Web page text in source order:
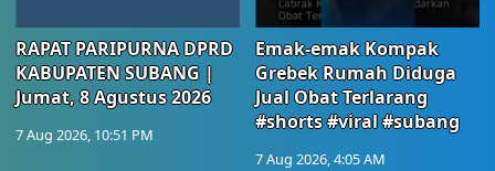
RAPAT PARIPURNA DPRD
KABUPATEN SUBANG |
Jumat, 8 Agustus 2026
7 Aug 2026, 10:51 PM
Emak-emak Kompak
Grebek Rumah Diduga
Jual Obat Terlarang
#shorts #viral #subang
7 Aug 2026, 4:05 AM